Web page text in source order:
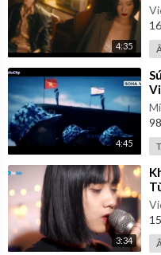
4:35
4:45
98
3:34